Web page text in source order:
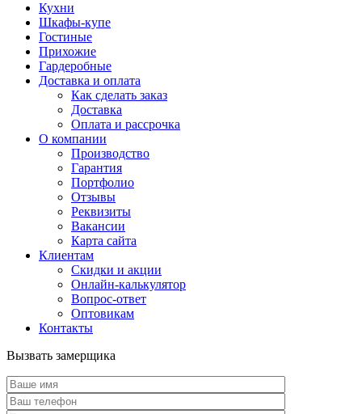
Кухни
Шкафы-купе
Гостиные
Прихожие
Гардеробные
Доставка и оплата
Как сделать заказ
Доставка
Оплата и рассрочка
О компании
Производство
Гарантия
Портфолио
Отзывы
Реквизиты
Вакансии
Карта сайта
Клиентам
Скидки и акции
Онлайн-калькулятор
Вопрос-ответ
Оптовикам
Контакты
Вызвать замерщика